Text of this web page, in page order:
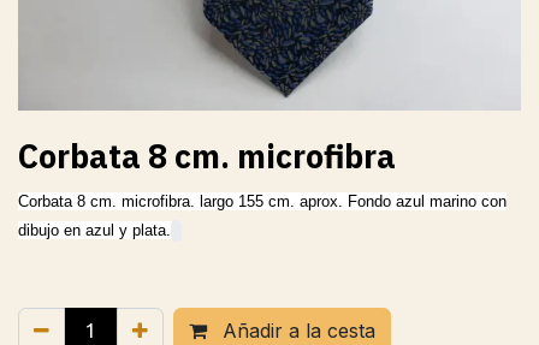
Corbata 8 cm. microfibra
Corbata 8 cm. microfibra. largo 155 cm. aprox. Fondo azul marino con
dibujo en azul y plata.
Añadir a la cesta